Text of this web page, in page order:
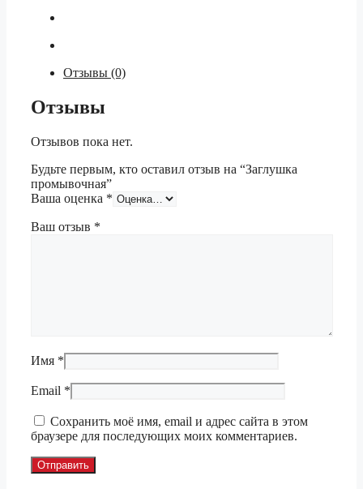
Отзывы (0)
Отзывы
Отзывов пока нет.
Будьте первым, кто оставил отзыв на “Заглушка
промывочная”
Ваша оценка *
Ваш отзыв *
Имя *
Email *
Сохранить моё имя, email и адрес сайта в этом
браузере для последующих моих комментариев.